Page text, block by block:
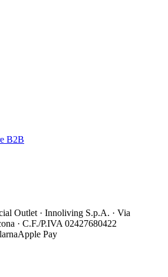
B2B
Outlet · Innoliving S.p.A. · Via
· C.F./P.IVA 02427680422
Apple Pay